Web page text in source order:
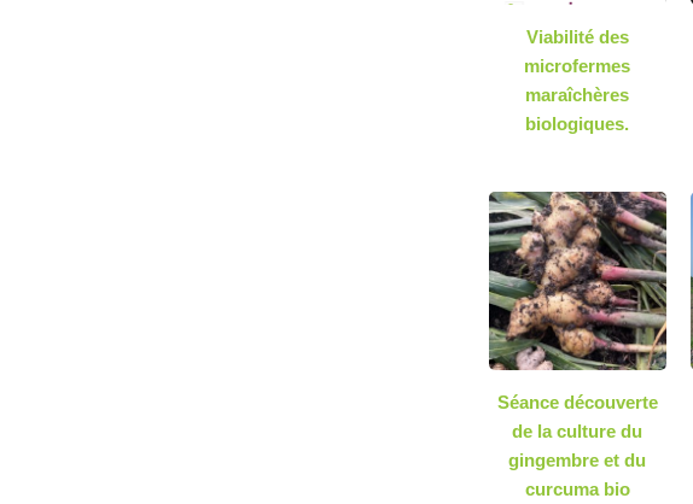
Viabilité des
microfermes
maraîchères
biologiques.
Séance découverte
de la culture du
gingembre et du
curcuma bio